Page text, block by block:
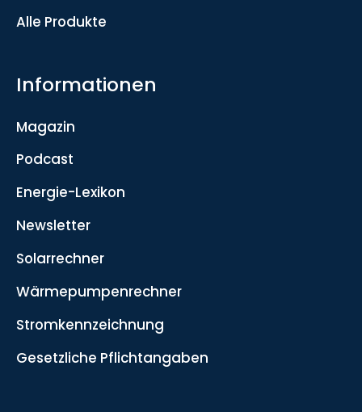
Alle Produkte
Informationen
Magazin
Podcast
Energie-Lexikon
Newsletter
Solarrechner
Wärmepumpenrechner
Stromkennzeichnung
Gesetzliche Pflichtangaben